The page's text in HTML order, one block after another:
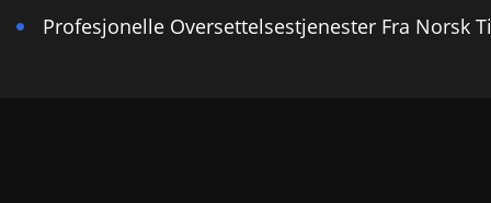
Profesjonelle Oversettelsestjenester Fra Norsk